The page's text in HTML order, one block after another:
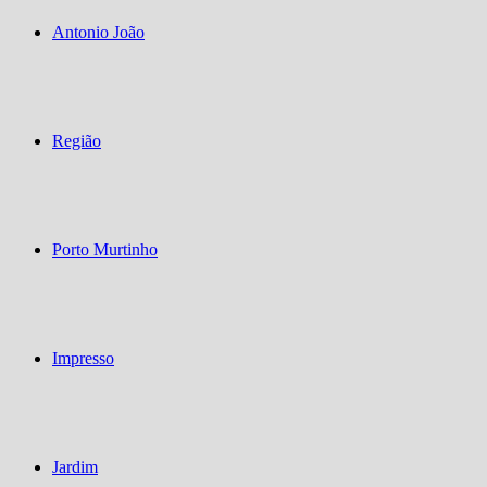
Antonio João
Região
Porto Murtinho
Impresso
Jardim